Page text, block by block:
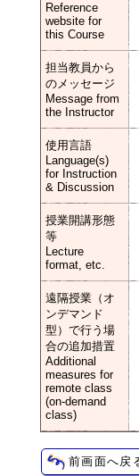
Reference
website for
this Course
担当教員から
のメッセージ
Message from
the Instructor
使用言語
Language(s)
for Instruction
& Discussion
授業開講形態
等
Lecture
format, etc.
遠隔授業（オ
ンデマンド
型）で行う場
合の追加措置
Additional
measures for
remote class
(on-demand
class)